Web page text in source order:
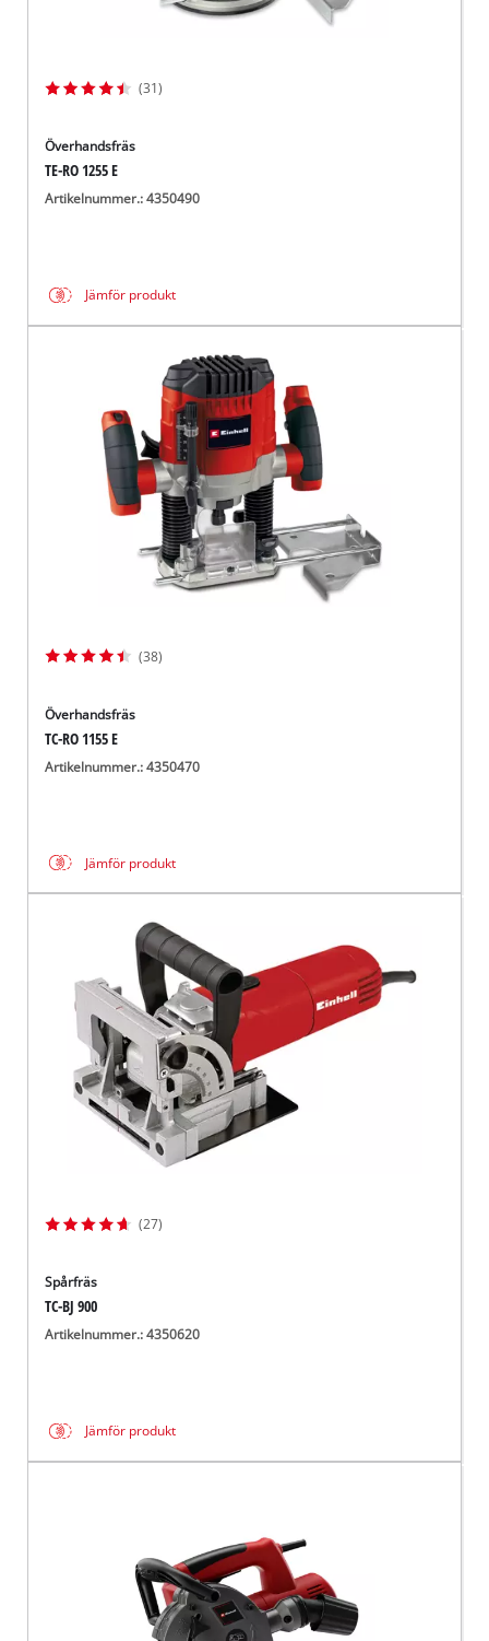
(31)
Överhandsfräs
TE-RO 1255 E
Artikelnummer.: 4350490
Jämför produkt
(38)
Överhandsfräs
TC-RO 1155 E
Artikelnummer.: 4350470
Jämför produkt
(27)
Spårfräs
TC-BJ 900
Artikelnummer.: 4350620
Jämför produkt